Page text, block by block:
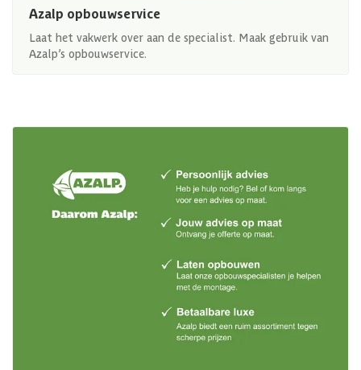
Azalp opbouwservice
Laat het vakwerk over aan de specialist. Maak gebruik van
Azalp’s opbouwservice.